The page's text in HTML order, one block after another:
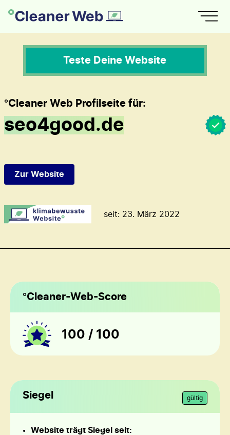
Teste Deine Website
°Cleaner Web Profilseite für:
seo4good.de
Zur Website
seit: 23. März 2022
°Cleaner-Web-Score
100 / 100
Siegel gültig
Website trägt Siegel seit: